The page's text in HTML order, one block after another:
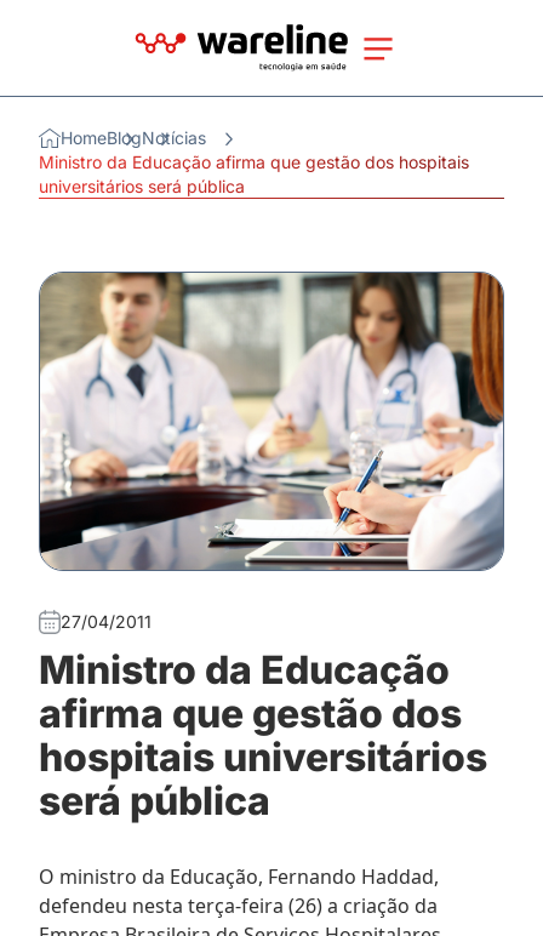
HomeBlogNotícias
Ministro da Educação afirma que gestão dos hospitais
universitários será pública
27/04/2011
Ministro da Educação
afirma que gestão dos
hospitais universitários
será pública
O ministro da Educação, Fernando Haddad,
defendeu nesta terça-feira (26) a criação da